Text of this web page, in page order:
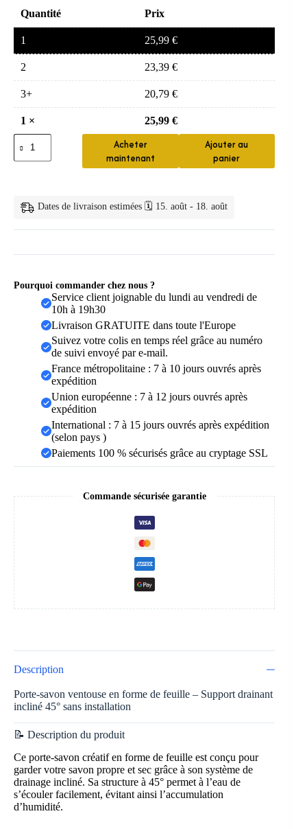
Quantité Prix
1 25,99 €
2 23,39 €
3+ 20,79 €
1 × 25,99 €
quantité
de
Porte-
forme
feuille
Acheter
maintenant
Ajouter au
panier
Dates de livraison estimées 🗓️ 15. août - 18. août
Pourquoi commander chez nous ?
Service client joignable du lundi au vendredi de
10h à 19h30
Livraison GRATUITE dans toute l'Europe
Suivez votre colis en temps réel grâce au numéro
de suivi envoyé par e-mail.
France métropolitaine : 7 à 10 jours ouvrés après
expédition
Union européenne : 7 à 12 jours ouvrés après
expédition
International : 7 à 15 jours ouvrés après expédition
(selon pays )
Paiements 100 % sécurisés grâce au cryptage SSL
Commande sécurisée garantie
Description
Porte-savon ventouse en forme de feuille – Support drainant
incliné 45° sans installation
📝 Description du produit
Ce porte-savon créatif en forme de feuille est conçu pour
garder votre savon propre et sec grâce à son système de
drainage incliné. Sa structure à 45° permet à l’eau de
s’écouler facilement, évitant ainsi l’accumulation
d’humidité.